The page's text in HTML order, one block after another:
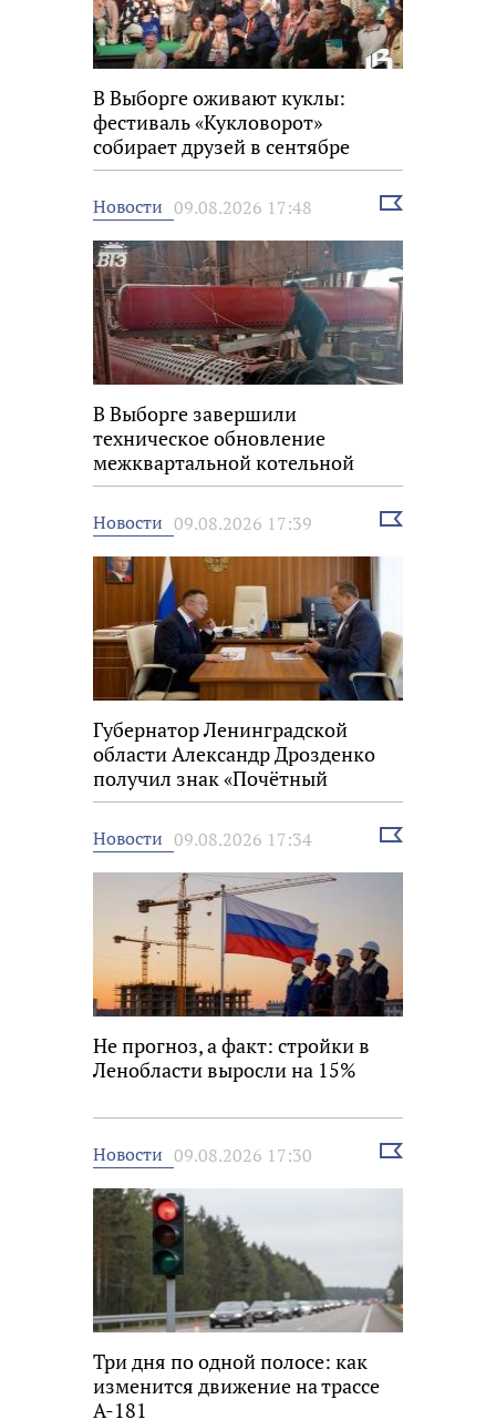
В Выборге оживают куклы:
фестиваль «Кукловорот»
собирает друзей в сентябре
Новости 09.08.2026 17:48
Выбрать
В Выборге завершили
техническое обновление
межквартальной котельной
Новости 09.08.2026 17:39
Выбрать
Губернатор Ленинградской
области Александр Дрозденко
получил знак «Почётный
строитель России»
Новости 09.08.2026 17:34
Выбрать
Не прогноз, а факт: стройки в
Ленобласти выросли на 15%
Новости 09.08.2026 17:30
Выбрать
Три дня по одной полосе: как
изменится движение на трассе
А-181